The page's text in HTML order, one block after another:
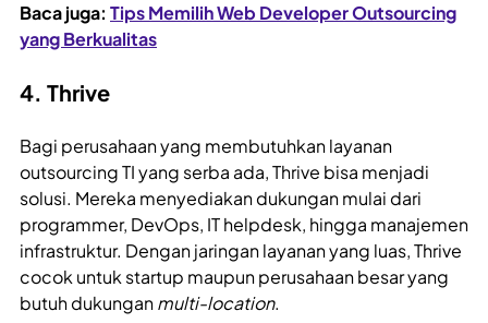
Baca juga: Tips Memilih Web Developer Outsourcing
yang Berkualitas
4. Thrive
Bagi perusahaan yang membutuhkan layanan
outsourcing TI yang serba ada, Thrive bisa menjadi
solusi. Mereka menyediakan dukungan mulai dari
programmer, DevOps, IT helpdesk, hingga manajemen
infrastruktur. Dengan jaringan layanan yang luas, Thrive
cocok untuk startup maupun perusahaan besar yang
butuh dukunganmulti-location.